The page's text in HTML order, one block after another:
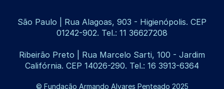
São Paulo | Rua Alagoas, 903 - Higienópolis. CEP
01242-902. Tel.: 11 36627208
Ribeirão Preto | Rua Marcelo Sarti, 100 - Jardim
Califórnia. CEP 14026-290. Tel.: 16 3913-6364
© Fundação Armando Alvares Penteado 2025